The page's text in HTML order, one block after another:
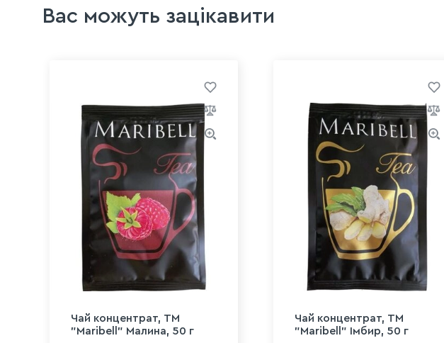
Вас можуть зацікавити
Чай концентрат, ТМ
"Maribell" Малина, 50 г
Чай концентрат, ТМ
"Maribell" Імбир, 50 г